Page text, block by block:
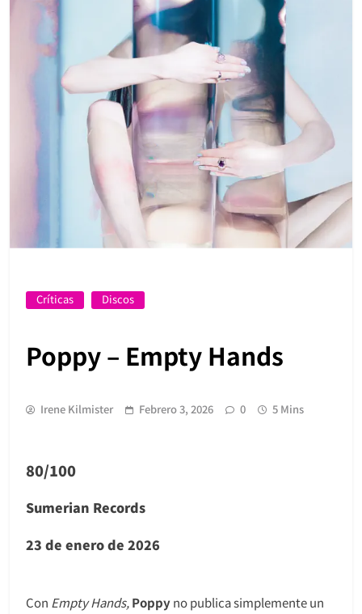
Críticas Discos
Poppy – Empty Hands
Irene Kilmister Febrero 3, 2026 0 5 Mins
80/100
Sumerian Records
23 de enero de 2026
Con Empty Hands,Poppyno publica simplemente un